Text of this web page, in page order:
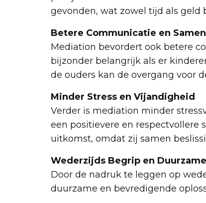
gevonden, wat zowel tijd als geld
Betere Communicatie en
Mediation bevordert ook betere
bijzonder belangrijk als er
de ouders kan de overgang voor
Minder Stress en Vijandigheid
Verder is mediation minder
een positievere en respectvollere
uitkomst, omdat zij samen
Wederzijds Begrip en
Door de nadruk te leggen op
duurzame en bevredigende